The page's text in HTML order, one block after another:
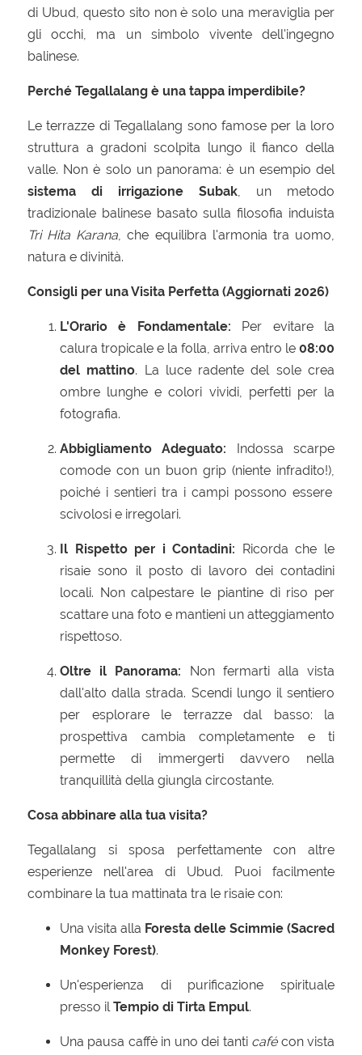
di Ubud, questo sito non è solo una meraviglia per
gli occhi, ma un simbolo vivente dell'ingegno
balinese.
Perché Tegallalang è una tappa imperdibile?
Le terrazze di Tegallalang sono famose per la loro
struttura a gradoni scolpita lungo il fianco della
valle. Non è solo un panorama: è un esempio del
sistema di irrigazione Subak, un metodo
tradizionale balinese basato sulla filosofia induista
Tri Hita Karana, che equilibra l'armonia tra uomo,
natura e divinità.
Consigli per una Visita Perfetta (Aggiornati 2026)
L'Orario è Fondamentale: Per evitare la
calura tropicale e la folla, arriva entro le 08:00
del mattino. La luce radente del sole crea
ombre lunghe e colori vividi, perfetti per la
fotografia.
Abbigliamento Adeguato: Indossa scarpe
comode con un buon grip (niente infradito!),
poiché i sentieri tra i campi possono essere
scivolosi e irregolari.
Il Rispetto per i Contadini: Ricorda che le
risaie sono il posto di lavoro dei contadini
locali. Non calpestare le piantine di riso per
scattare una foto e mantieni un atteggiamento
rispettoso.
Oltre il Panorama: Non fermarti alla vista
dall'alto dalla strada. Scendi lungo il sentiero
per esplorare le terrazze dal basso: la
prospettiva cambia completamente e ti
permette di immergerti davvero nella
tranquillità della giungla circostante.
Cosa abbinare alla tua visita?
Tegallalang si sposa perfettamente con altre
esperienze nell'area di Ubud. Puoi facilmente
combinare la tua mattinata tra le risaie con:
Una visita alla Foresta delle Scimmie (Sacred
Monkey Forest).
Un'esperienza di purificazione spirituale
presso ilTempio di Tirta Empul.
Una pausa caffè in uno dei tanti cafécon vista